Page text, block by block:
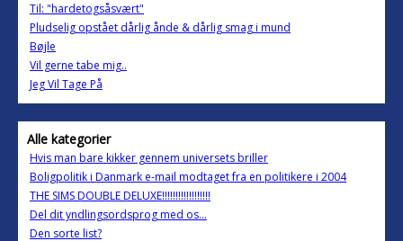
Til: "hardetogsåsvært"
Pludselig opstået dårlig ånde & dårlig smag i mund
Bøjle
Vil gerne tabe mig..
Jeg Vil Tage På
Alle kategorier
Hvis man bare kikker gennem universets briller
Boligpolitik i Danmark e-mail modtaget fra en politikere i 2004
THE SIMS DOUBLE DELUXE!!!!!!!!!!!!!!!!!!
Del dit yndlingsordsprog med os...
Den sorte list?